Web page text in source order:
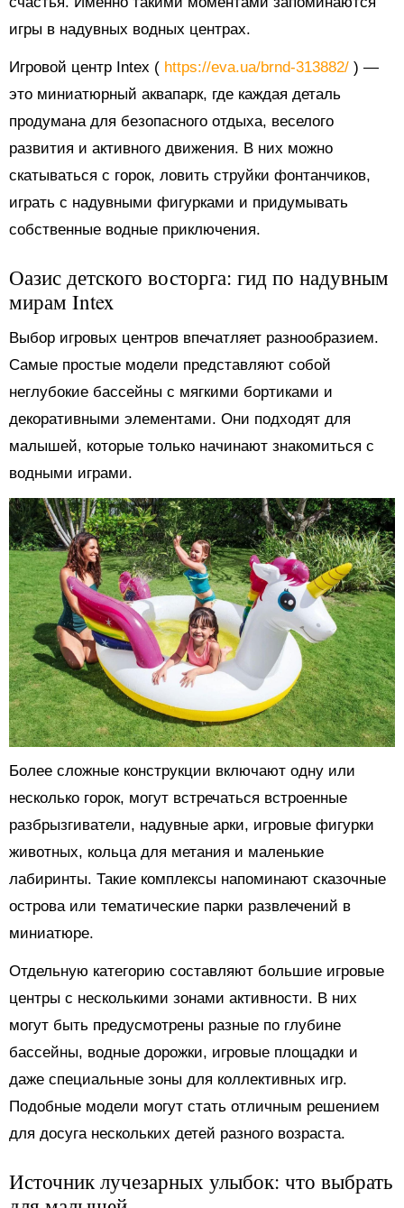
игры в надувных водных центрах.
Игровой центр Intex ( https://eva.ua/brnd-313882/ ) —
это миниатюрный аквапарк, где каждая деталь
продумана для безопасного отдыха, веселого
развития и активного движения. В них можно
скатываться с горок, ловить струйки фонтанчиков,
играть с надувными фигурками и придумывать
собственные водные приключения.
Оазис детского восторга: гид по надувным
мирам Intex
Выбор игровых центров впечатляет разнообразием.
Самые простые модели представляют собой
неглубокие бассейны с мягкими бортиками и
декоративными элементами. Они подходят для
малышей, которые только начинают знакомиться с
водными играми.
Более сложные конструкции включают одну или
несколько горок, могут встречаться встроенные
разбрызгиватели, надувные арки, игровые фигурки
животных, кольца для метания и маленькие
лабиринты. Такие комплексы напоминают сказочные
острова или тематические парки развлечений в
миниатюре.
Отдельную категорию составляют большие игровые
центры с несколькими зонами активности. В них
могут быть предусмотрены разные по глубине
бассейны, водные дорожки, игровые площадки и
даже специальные зоны для коллективных игр.
Подобные модели могут стать отличным решением
для досуга нескольких детей разного возраста.
Источник лучезарных улыбок: что выбрать